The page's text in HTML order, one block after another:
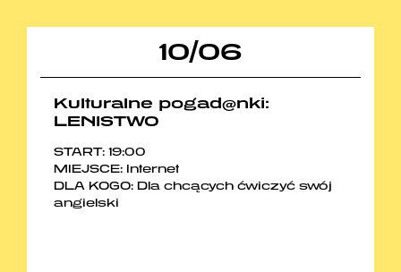
10/06
Kulturalne pogad@nki:
LENISTWO
START: 19:00
MIEJSCE: Internet
DLA KOGO: Dla chcących ćwiczyć swój
angielski